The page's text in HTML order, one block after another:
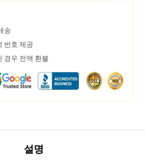
송
번호 제공
경우 전액 환불
설명